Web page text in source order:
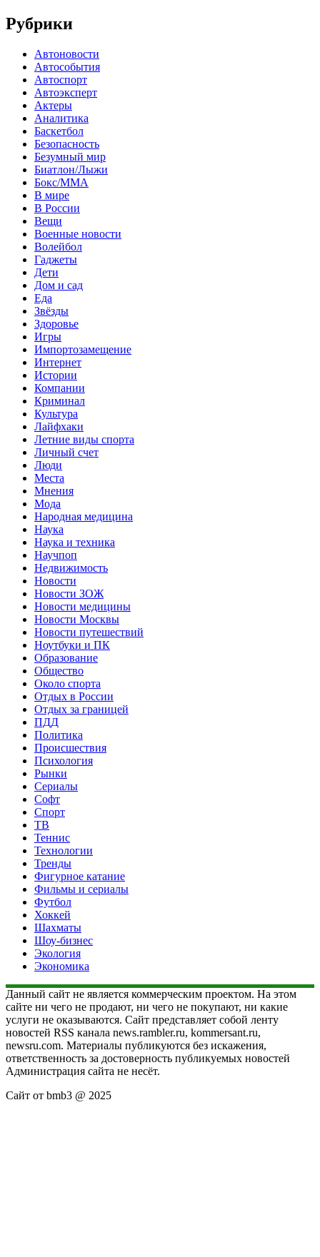
Рубрики
Автоновости
Автособытия
Автоспорт
Автоэксперт
Актеры
Аналитика
Баскетбол
Безопасность
Безумный мир
Биатлон/Лыжи
Бокс/MMA
В мире
В России
Вещи
Военные новости
Волейбол
Гаджеты
Дети
Дом и сад
Еда
Звёзды
Здоровье
Игры
Импортозамещение
Интернет
Истории
Компании
Криминал
Культура
Лайфхаки
Летние виды спорта
Личный счет
Люди
Места
Мнения
Мода
Народная медицина
Наука
Наука и техника
Научпоп
Недвижимость
Новости
Новости ЗОЖ
Новости медицины
Новости Москвы
Новости путешествий
Ноутбуки и ПК
Образование
Общество
Около спорта
Отдых в России
Отдых за границей
ПДД
Политика
Происшествия
Психология
Рынки
Сериалы
Софт
Спорт
ТВ
Теннис
Технологии
Тренды
Фигурное катание
Фильмы и сериалы
Футбол
Хоккей
Шахматы
Шоу-бизнес
Экология
Экономика
Данный сайт не является коммерческим проектом. На этом
сайте ни чего не продают, ни чего не покупают, ни какие
услуги не оказываются. Сайт представляет собой ленту
новостей RSS канала news.rambler.ru, kommersant.ru,
newsru.com. Материалы публикуются без искажения,
ответственность за достоверность публикуемых новостей
Администрация сайта не несёт.
Сайт от bmb3 @ 2025